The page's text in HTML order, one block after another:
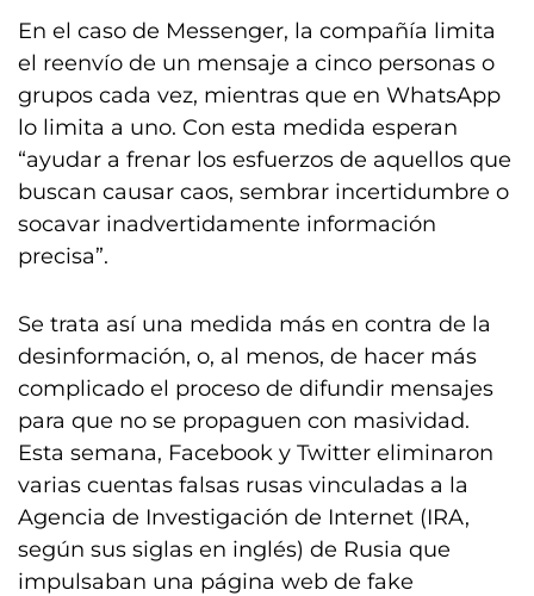
En el caso de Messenger, la compañía limita
el reenvío de un mensaje a cinco personas o
grupos cada vez, mientras que en WhatsApp
lo limita a uno. Con esta medida esperan
“ayudar a frenar los esfuerzos de aquellos que
buscan causar caos, sembrar incertidumbre o
socavar inadvertidamente información
precisa”.
Se trata así una medida más en contra de la
desinformación, o, al menos, de hacer más
complicado el proceso de difundir mensajes
para que no se propaguen con masividad.
Esta semana, Facebook y Twitter eliminaron
varias cuentas falsas rusas vinculadas a la
Agencia de Investigación de Internet (IRA,
según sus siglas en inglés) de Rusia que
impulsaban una página web de fake